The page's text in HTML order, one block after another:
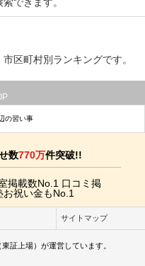
区町村別ランキングです。
の習い事
数770万件突破!!
サイトマップ
証上場）が運営しています。